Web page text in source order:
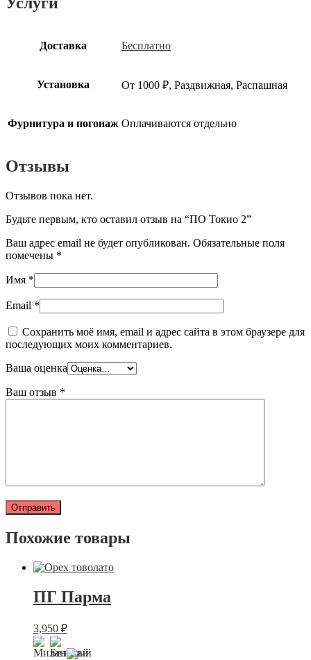
Доставка Бесплатно
Установка От 1000 ₽, Раздвижная, Распашная
Фурнитура и погонаж Оплачиваются отдельно
Отзывы
Отзывов пока нет.
Будьте первым, кто оставил отзыв на “ПО Токио 2”
Ваш адрес email не будет опубликован. Обязательные поля
помечены *
Имя *
Email *
Сохранить моё имя, email и адрес сайта в этом браузере для
последующих моих комментариев.
Ваша оценка
Ваш отзыв *
Похожие товары
ПГ Парма
3,950 ₽